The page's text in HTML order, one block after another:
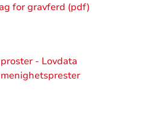
for gravferd (pdf)
- Lovdata